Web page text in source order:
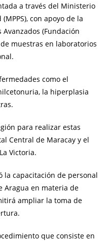
a través del Ministerio
con apoyo de la
(Fundación
muestras en laboratorios
como el
la hiperplasia
para realizar estas
Central de Maracay y el
Victoria.
la capacitación de personal
Aragua en materia de
ampliar la toma de
que consiste en